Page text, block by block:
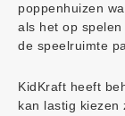
poppenhuizen
als het op
de speelruimte
KidKraft heeft
kan lastig kiezen